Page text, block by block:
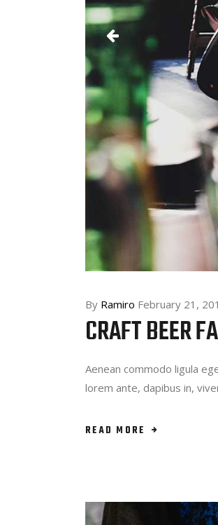
By Ramiro February 21,
CRAFT BEER
Aenean commodo ligula
lorem ante, dapibus in,
READ MORE